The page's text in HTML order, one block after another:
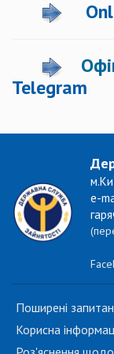
Telegram
e-
Поширені
Корисна